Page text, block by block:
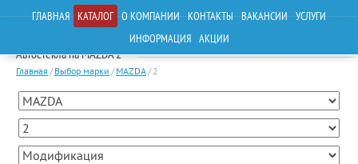
ГЛАВНАЯ КАТАЛОГ О КОМПАНИИ КОНТАКТЫ ВАКАНСИИ УСЛУГИ
ИНФОРМАЦИЯ АКЦИИ
Автостекла на MAZDA 2
Главная / Выбор марки / MAZDA/ 2